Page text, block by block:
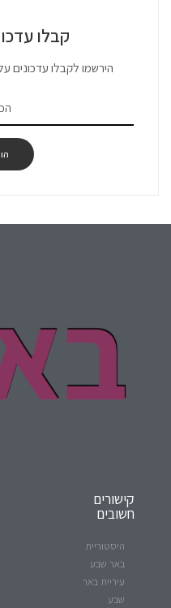
קבלו
הירשמו לקבלו עדכונים
קישורים
חשובים
היסטוריית
באר שבע
עיריית באר
שבע